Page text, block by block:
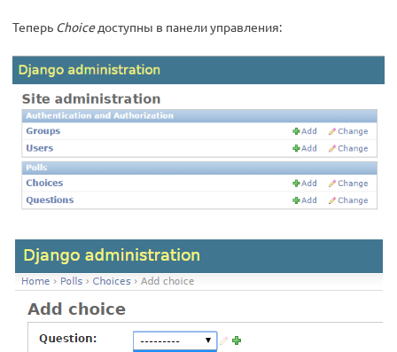
Теперь Choiceдоступны в панели управления: